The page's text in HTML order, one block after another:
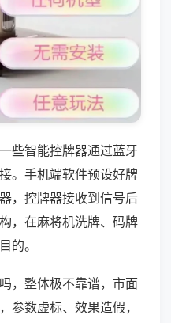
些智能控牌器通过蓝牙
。手机端软件预设好牌
，控牌器接收到信号后
，在麻将机洗牌、码牌
的。
，整体极不靠谱，市面
参数虚标、效果造假，